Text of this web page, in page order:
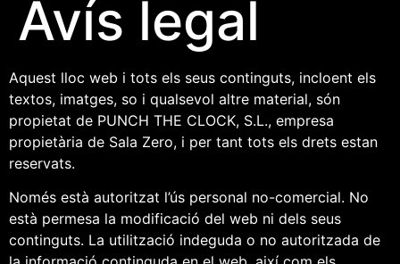
Avís legal
Aquest lloc web i tots els seus continguts, incloent els
textos, imatges, so i qualsevol altre material, són
propietat de PUNCH THE CLOCK, S.L., empresa
propietària de Sala Zero, i per tant tots els drets estan
reservats.
Només està autoritzat l’ús personal no-comercial. No
està permesa la modificació del web ni dels seus
continguts. La utilització indeguda o no autoritzada de